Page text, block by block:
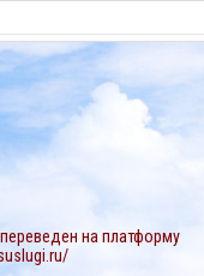
на платформу